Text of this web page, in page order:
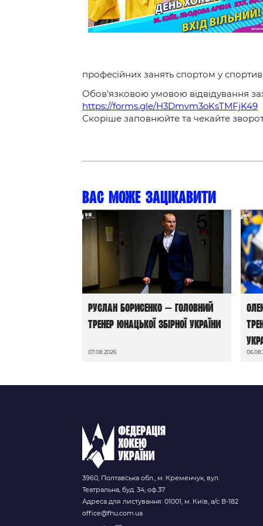
професійних занять спортом у
Обов’язковою умовою відвідування
https://forms.gle/H3Dmvm3oKsTMFjK49
Скоріше заповнюйте та чекайте
Вас може зацікавити
Руслан Борисенко — головний
тренер юнацької збірної України
07.08.2026
3960, Полтавська обл., м. Кременчук, вул.
Театральна, буд. 34, оф.37
Адреса для листування: 01001, м. Київ, а/с В-182
office@fhu.com.ua